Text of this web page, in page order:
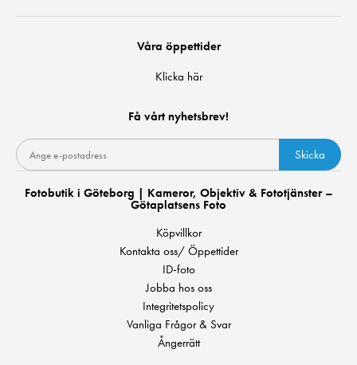
Våra öppettider
Klicka här
Få vårt nyhetsbrev!
Skicka
Fotobutik i Göteborg | Kameror, Objektiv & Fototjänster –
Götaplatsens Foto
Köpvillkor
Kontakta oss/ Öppettider
ID-foto
Jobba hos oss
Integritetspolicy
Vanliga Frågor & Svar
Ångerrätt